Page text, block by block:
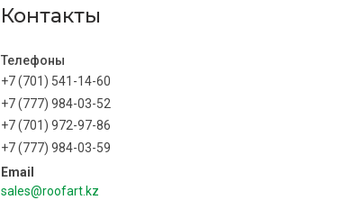
Контакты
+7 (701) 541-14-60
+7 (777) 984-03-52
+7 (701) 972-97-86
+7 (777) 984-03-59
sales@roofart.kz